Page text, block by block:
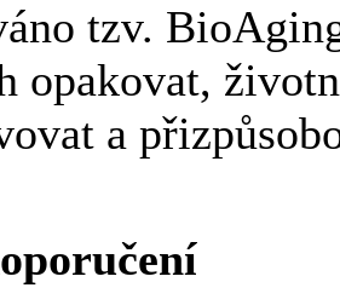
tzv.
opakovat,
a